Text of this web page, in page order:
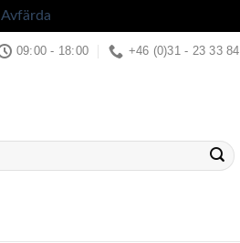
Avfärda
09:00 - 18:00 +46 (0)31 - 23 33 84